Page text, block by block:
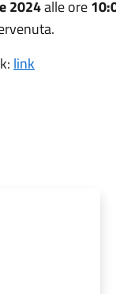
2024alle ore
link